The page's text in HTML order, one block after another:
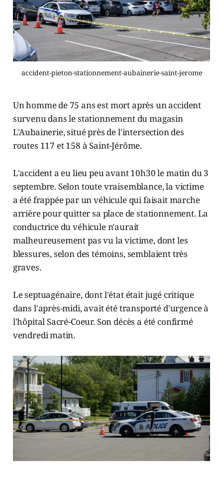
accident-pieton-stationnement-aubainerie-saint-jerome
Un homme de 75 ans est mort après un accident
survenu dans le stationnement du magasin
L'Aubainerie, situé près de l'intersection des
routes 117 et 158 à Saint-Jérôme.
L'accident a eu lieu peu avant 10h30 le matin du 3
septembre. Selon toute vraisemblance, la victime
a été frappée par un véhicule qui faisait marche
arrière pour quitter sa place de stationnement. La
conductrice du véhicule n'aurait
malheureusement pas vu la victime, dont les
blessures, selon des témoins, semblaient très
graves.
Le septuagénaire, dont l'état était jugé critique
dans l'après-midi, avait été transporté d'urgence à
l'hôpital Sacré-Coeur. Son décès a été confirmé
vendredi matin.